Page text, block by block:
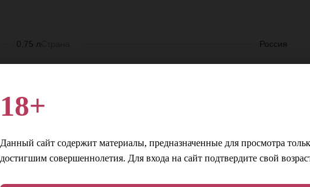
0,75 л
Белое
11%
Россия
18+
Данный сайт содержит материалы, предназначенные для просмотра
достигшим совершеннолетия. Для входа на сайт подтвердите свой